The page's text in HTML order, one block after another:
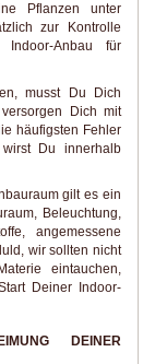
Pflanzen unter
zur Kontrolle
Anbau für
musst Du Dich
Dich mit
häufigsten Fehler
Du innerhalb
gilt es ein
Beleuchtung,
angemessene
wir sollten nicht
eintauchen,
Deiner Indoor-
DEINER